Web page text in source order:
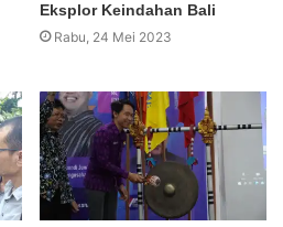
Eksplor Keindahan Bali
Rabu, 24 Mei 2023